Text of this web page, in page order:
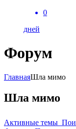
0
дней
Форум
ГлавнаяШла мимо
Шла мимо
Активные темы